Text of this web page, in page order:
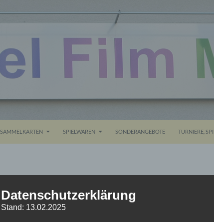
SAMMELKARTEN
SPIELWAREN SONDERANGEBOTE TURNIERE,
IMG_6239
1. NOVEMBER 2015
Datenschutzerklärung
Stand: 13.02.2025